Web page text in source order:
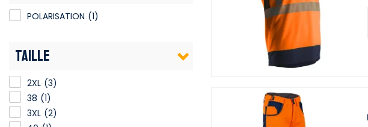
POLARISATION (1)
TAILLE
2XL (3)
38 (1)
3XL (2)